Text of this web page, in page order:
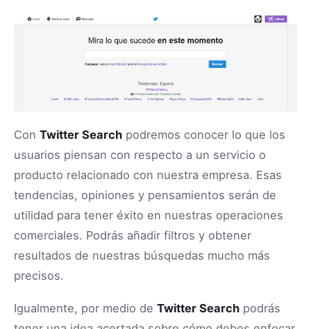
Con Twitter Search podremos conocer lo que los
usuarios piensan con respecto a un servicio o
producto relacionado con nuestra empresa. Esas
tendencias, opiniones y pensamientos serán de
utilidad para tener éxito en nuestras operaciones
comerciales. Podrás añadir filtros y obtener
resultados de nuestras búsquedas mucho más
precisos.
Igualmente, por medio de Twitter Search podrás